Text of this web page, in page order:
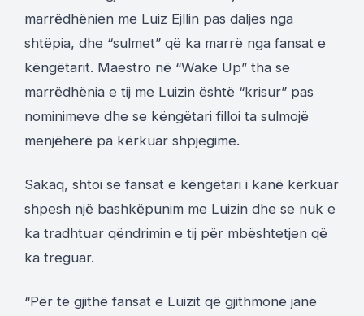
marrëdhënien me Luiz Ejllin pas daljes nga
shtëpia, dhe “sulmet” që ka marrë nga fansat e
këngëtarit. Maestro në “Wake Up” tha se
marrëdhënia e tij me Luizin është “krisur” pas
nominimeve dhe se këngëtari filloi ta sulmojë
menjëherë pa kërkuar shpjegime.
Sakaq, shtoi se fansat e këngëtari i kanë kërkuar
shpesh një bashkëpunim me Luizin dhe se nuk e
ka tradhtuar qëndrimin e tij për mbështetjen që
ka treguar.
“Për të gjithë fansat e Luizit që gjithmonë janë